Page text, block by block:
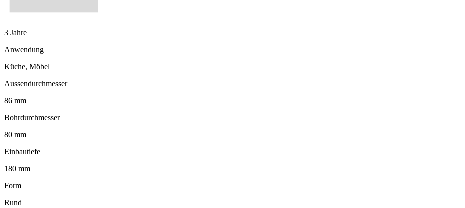
3 Jahre
Anwendung
Küche, Möbel
Aussendurchmesser
86 mm
Bohrdurchmesser
80 mm
Einbautiefe
180 mm
Form
Rund